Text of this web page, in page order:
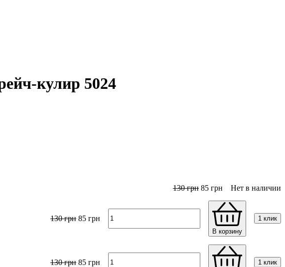
кулир 5024
130грн 85 грн Нет в наличии
130грн 85 грн
В корзину
1 клик
130грн 85 грн 1 клик